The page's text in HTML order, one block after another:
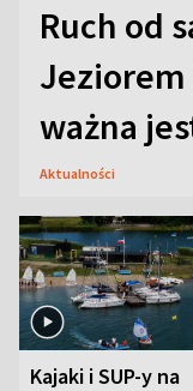
Ruch od
ważna
Aktualności
Kajaki i SUP-y na